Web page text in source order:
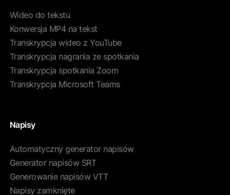
Wideo do tekstu
Konwersja MP4 na tekst
Transkrypcja wideo z YouTube
Transkrypcja nagrania ze spotkania
Transkrypcja spotkania Zoom
Transkrypcja Microsoft Teams
Napisy
Automatyczny generator napisów
Generator napisów SRT
Generowanie napisów VTT
Napisy zamknięte